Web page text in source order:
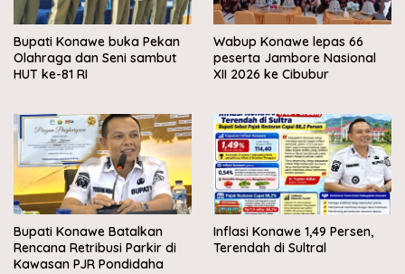
Bupati Konawe buka Pekan
Olahraga dan Seni sambut
HUT ke-81 RI
Wabup Konawe lepas 66
peserta Jambore Nasional
XII 2026 ke Cibubur
Bupati Konawe Batalkan
Rencana Retribusi Parkir di
Kawasan PJR Pondidaha
Inflasi Konawe 1,49 Persen,
Terendah di Sultral